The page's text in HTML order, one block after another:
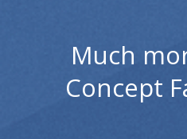
Much
Concept